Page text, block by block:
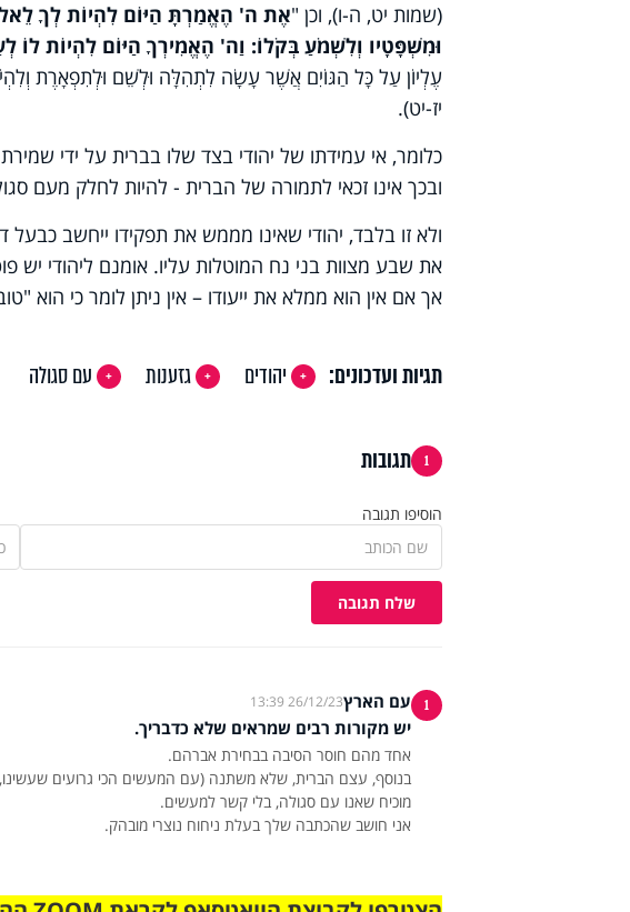
(שמות יט, ה-ו), וכן "אֶת ה' הֶאֱמַרְתָּ הַיּוֹם לִהְיוֹת לְךָ
וּמִשְׁפָּטָיו וְלִשְׁמֹעַ בְּקֹלוֹ: וַה' הֶאֱמִירְךָ הַיּוֹם לִהְיוֹת לוֹ
עֶלְיוֹן עַל כָּל הַגּוֹיִם אֲשֶׁר עָשָׂה לִתְהִלָּה וּלְשֵׁם וּלְתִפְאָרֶת
יז-יט).
כלומר, אי עמידתו של יהודי בצד שלו בברית על ידי
ובכך אינו זכאי לתמורה של הברית - להיות לחלק מעם
ולא זו בלבד, יהודי שאינו מממש את תפקידו ייחשב
את שבע מצוות בני נח המוטלות עליו. אומנם ליהודי יש
אך אם אין הוא ממלא את ייעודו – אין ניתן לומר כי הוא
תגיות ועדכונים: יהודים גזענות עם סגולה
1 תגובות
הוסיפו תגובה
שלח תגובה
1 עם הארץ26/12/23 13:39
יש מקורות רבים שמראים שלא כדבריך.
אני חושב שהכתבה שלך בעלת ניחוח נוצרי מובהק.